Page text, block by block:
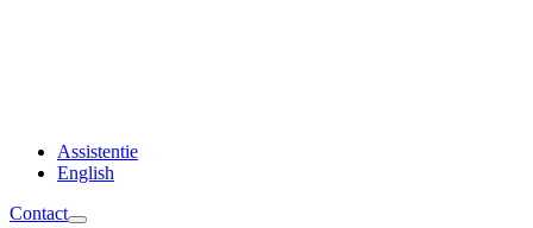
Assistentie
English
Contact